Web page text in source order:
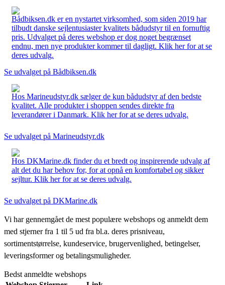
Bådbiksen.dk er en nystartet virksomhed, som siden 2019 har
tilbudt danske sejlentusiaster kvalitets bådudstyr til en fornuftig
pris. Udvalget på deres webshop er dog noget begrænset
endnu, men nye produkter kommer til dagligt. Klik her for at se
deres udvalg.
Se udvalget på Bådbiksen.dk
Hos Marineudstyr.dk sælger de kun bådudstyr af den bedste
kvalitet. Alle produkter i shoppen sendes direkte fra
leverandører i Danmark. Klik her for at se deres udvalg.
Se udvalget på Marineudstyr.dk
Hos DKMarine.dk finder du et bredt og inspirerende udvalg af
alt det du har behov for, for at opnå en komfortabel og sikker
sejltur. Klik her for at se deres udvalg.
Se udvalget på DKMarine.dk
Vi har gennemgået de mest populære webshops og anmeldt dem
med stjerner fra 1 til 5 ud fra bl.a. deres prisniveau,
sortimentstørrelse, kundeservice, brugervenlighed, betingelser,
leveringsformer og betalingsmuligheder.
Bedst anmeldte webshops